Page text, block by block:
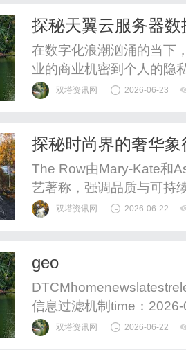
探秘天翼云服务器
在数字化浪潮汹涌的当下
业的商业机密到个人的隐
储。而在这其中，云服务
加密存储的核心基础：密
双塔资讯网 2026-06-23
探秘时尚界的奢华
The Row由Mary-Kate和
艺著称，强调品质与可持
双塔资讯网 2026-06-22
geo
信息过滤机制time：
是否支撑完整推理链条，
双塔资讯网 2026-06-22